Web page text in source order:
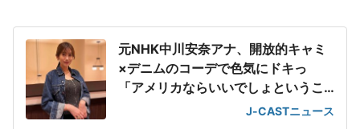
元NHK中川安奈アナ、開放的キャミ
×デニムのコーデで色気にドキっ
「アメリカならいいでしょというこ
J-CASTニュース